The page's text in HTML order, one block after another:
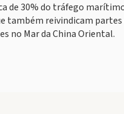
de 30% do tráfego
também reivindicam
no Mar da China Oriental.